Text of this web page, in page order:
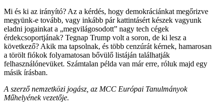
Mi és ki az irányító? Az a kérdés, hogy demokráciánkat megőrizve
megyünk-e tovább, vagy inkább pár kattintásért készek vagyunk
eladni jogainkat a „megvilágosodott” nagy tech cégek
érdekcsoportjának? Tegnap Trump volt a soron, de ki lesz a
következő? Akik ma tapsolnak, és több cenzúrát kérnek, hamarosan
a törölt fiókok folyamatosan bővülő listáján találhatják
felhasználónevüket. Számtalan példa van már erre, róluk majd egy
másik írásban.
A szerző nemzetközi jogász, az MCC Európai Tanulmányok
Műhelyének vezetője.